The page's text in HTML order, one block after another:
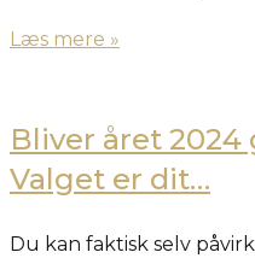
Læs mere »
Bliver året
Valget er dit…
Du kan faktisk selv